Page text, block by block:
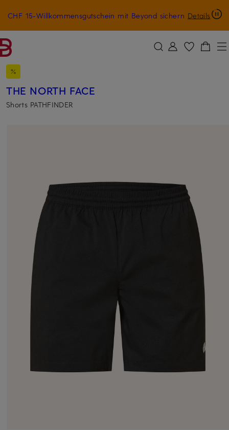
ZUM HAUPTINHALT ÜBERSPRINGEN ZUM SUCHFELD ÜBERSPRINGEN
CHF 15-Willkommensgutschein mit Beyond sichern Details
THE NORTH FACE
Shorts PATHFINDER